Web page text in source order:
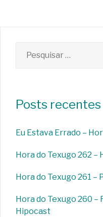
por:
Posts recentes
Eu Estava Errado –
Hora do Texugo 262
Hora do Texugo 261 –
Hora do Texugo 260 –
Hipocast